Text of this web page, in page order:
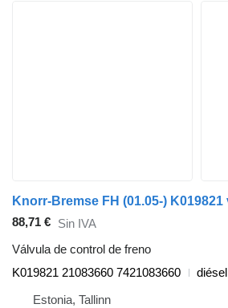
88,71 € Sin IVA
Válvula de control de freno
K019821 21083660 7421083660
diésel
Estonia, Tallinn